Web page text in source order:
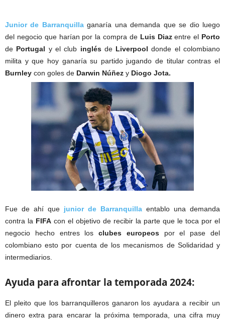
Junior de Barranquillaganaría una demanda que se dio luego
del negocio que harían por la compra de Luis Diazentre el Porto
de Portugal y el club inglésde Liverpool donde el colombiano
milita y que hoy ganaría su partido jugando de titular contras el
Burnley con goles de Darwin Núñez y Diogo Jota.
Fue de ahí que junior de Barranquilla entablo una demanda
contra la FIFA con el objetivo de recibir la parte que le toca por el
negocio hecho entres los clubes europeospor el pase del
colombiano esto por cuenta de los mecanismos de Solidaridad y
intermediarios.
Ayuda para afrontar la temporada 2024:
El pleito que los barranquilleros ganaron los ayudara a recibir un
dinero extra para encarar la próxima temporada, una cifra muy